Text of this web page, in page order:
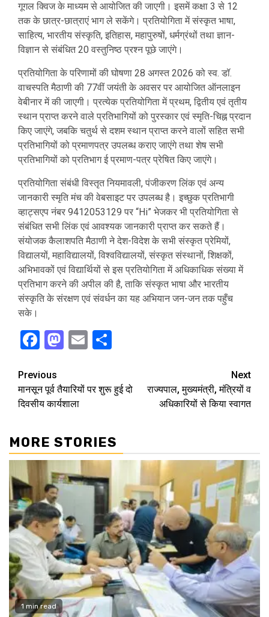
गूगल क्विज के माध्यम से आयोजित की जाएगी। इसमें कक्षा 3 से 12
तक के छात्र-छात्राएं भाग ले सकेंगे। प्रतियोगिता में संस्कृत भाषा,
साहित्य, भारतीय संस्कृति, इतिहास, महापुरुषों, धर्मग्रंथों तथा ज्ञान-
विज्ञान से संबंधित 20 वस्तुनिष्ठ प्रश्न पूछे जाएंगे।
प्रतियोगिता के परिणामों की घोषणा 28 अगस्त 2026 को स्व. डॉ.
वाचस्पति मैठाणी की 77वीं जयंती के अवसर पर आयोजित ऑनलाइन
वेबीनार में की जाएगी। प्रत्येक प्रतियोगिता में प्रथम, द्वितीय एवं तृतीय
स्थान प्राप्त करने वाले प्रतिभागियों को पुरस्कार एवं स्मृति-चिह्न प्रदान
किए जाएंगे, जबकि चतुर्थ से दशम स्थान प्राप्त करने वालों सहित सभी
प्रतिभागियों को प्रमाणपत्र उपलब्ध कराए जाएंगे तथा शेष सभी
प्रतिभागियों को प्रतिभाग ई प्रमाण-पत्र प्रेषित किए जाएंगे।
प्रतियोगिता संबंधी विस्तृत नियमावली, पंजीकरण लिंक एवं अन्य
जानकारी स्मृति मंच की वेबसाइट पर उपलब्ध है। इच्छुक प्रतिभागी
व्हाट्सएप नंबर 9412053129 पर “Hi” भेजकर भी प्रतियोगिता से
संबंधित सभी लिंक एवं आवश्यक जानकारी प्राप्त कर सकते हैं।
संयोजक कैलाशपति मैठाणी ने देश-विदेश के सभी संस्कृत प्रेमियों,
विद्यालयों, महाविद्यालयों, विश्वविद्यालयों, संस्कृत संस्थानों, शिक्षकों,
अभिभावकों एवं विद्यार्थियों से इस प्रतियोगिता में अधिकाधिक संख्या में
प्रतिभाग करने की अपील की है, ताकि संस्कृत भाषा और भारतीय
संस्कृति के संरक्षण एवं संवर्धन का यह अभियान जन-जन तक पहुँच
सके।
Facebook
Mastodon
Email
Continue
Reading
Previous
मानसून पूर्व तैयारियों पर शुरू हुई दो
दिवसीय कार्यशाला
Next
राज्यपाल, मुख्यमंत्री, मंत्रियों व
अधिकारियों से किया स्वागत
MORE STORIES
1 min read